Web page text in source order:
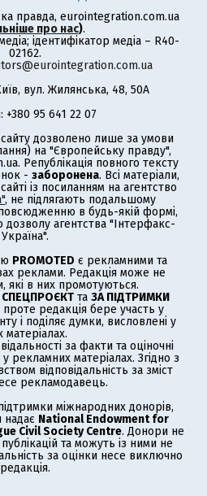
правда, eurointegration.com.ua
про нас).
ідентифікатор медіа – R40-
02162.
вул. Жилянська, 48, 50А
+380 95 641 22 07
дозволено лише за умови
на "Європейську правду",
Републікація повного тексту
- заборонена. Всі матеріали,
із посиланням на агентство
, не підлягають подальшому
в будь-якій формі,
дозволу агентства "Інтерфакс-
Україна".
PROMOTED є рекламними та
реклами. Редакція може не
які в них промотуються.
СПЕЦПРОЄКТ та ЗА ПІДТРИМКИ
редакція бере участь у
і поділяє думки, висловлені у
матеріалах.
за факти та оціночні
рекламних матеріалах. Згідно з
відповідальність за зміст
рекламодавець.
міжнародних донорів,
надає National Endowment for
Civil Society Centre. Донори не
та можуть із ними не
за оцінки несе виключно
редакція.